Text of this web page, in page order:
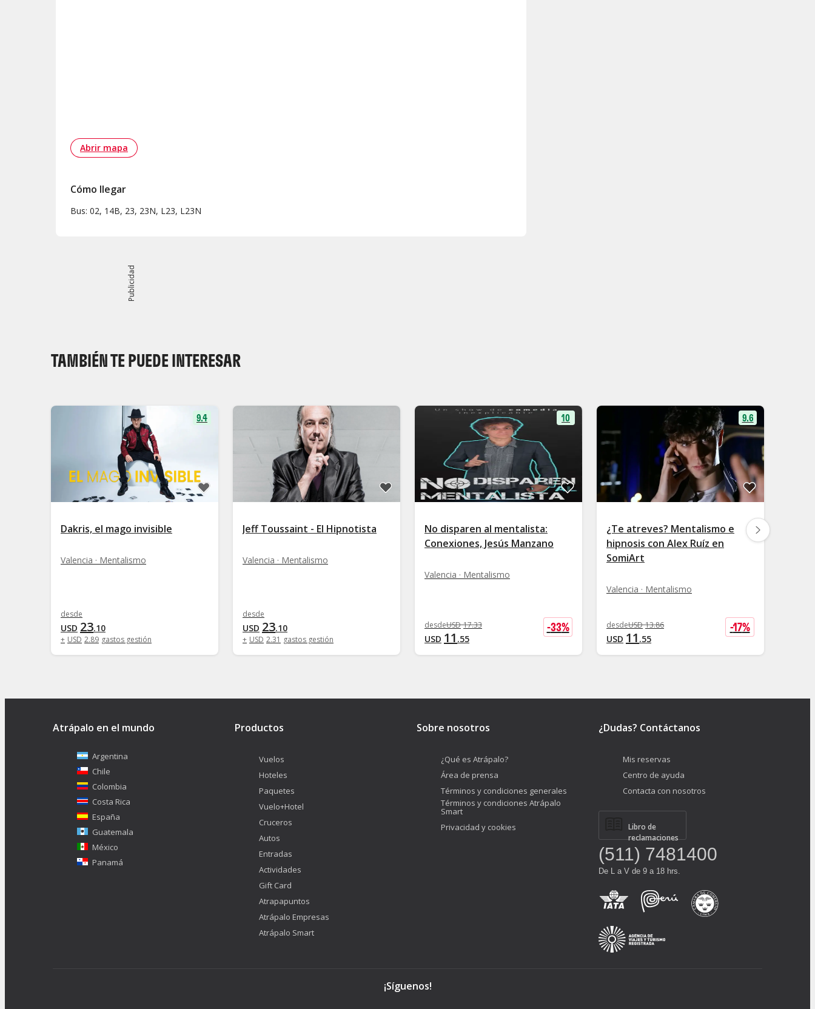
Abrir mapa
Cómo llegar
Bus: 02, 14B, 23, 23N, L23, L23N
Publicidad
TAMBIÉN TE PUEDE INTERESAR
9.4
Dakris, el mago invisible
Valencia · Mentalismo
desde
USD 23.10
+ USD 2.89 gastos gestión
Jeff Toussaint - El Hipnotista
Valencia · Mentalismo
desde
USD 23.10
+ USD 2.31 gastos gestión
10
No disparen al mentalista:
Conexiones, Jesús Manzano
Valencia · Mentalismo
desdeUSD 17.33
USD 11 .55
-33%
9.6
¿Te atreves? Mentalismo e
hipnosis con Alex Ruíz en
SomiArt
Valencia · Mentalismo
desdeUSD 13.86
USD 11 .55
-17%
Atrápalo en el mundo
Argentina
Chile
Colombia
Costa Rica
España
Guatemala
México
Panamá
Productos
Vuelos
Hoteles
Paquetes
Vuelo+Hotel
Cruceros
Autos
Entradas
Actividades
Gift Card
Atrapapuntos
Atrápalo Empresas
Atrápalo Smart
Sobre nosotros
¿Qué es Atrápalo?
Área de prensa
Términos y condiciones generales
Términos y condiciones Atrápalo
Smart
Privacidad y cookies
¿Dudas? Contáctanos
Mis reservas
Centro de ayuda
Contacta con nosotros
Libro de
reclamaciones
(511) 7481400
De L a V de 9 a 18 hrs.
¡Síguenos!